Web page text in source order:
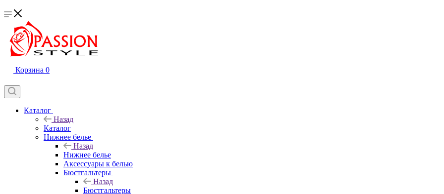
Корзина 0
Каталог
Назад
Каталог
Нижнее белье
Назад
Нижнее белье
Аксессуары к белью
Бюстгальтеры
Назад
Бюстгальтеры